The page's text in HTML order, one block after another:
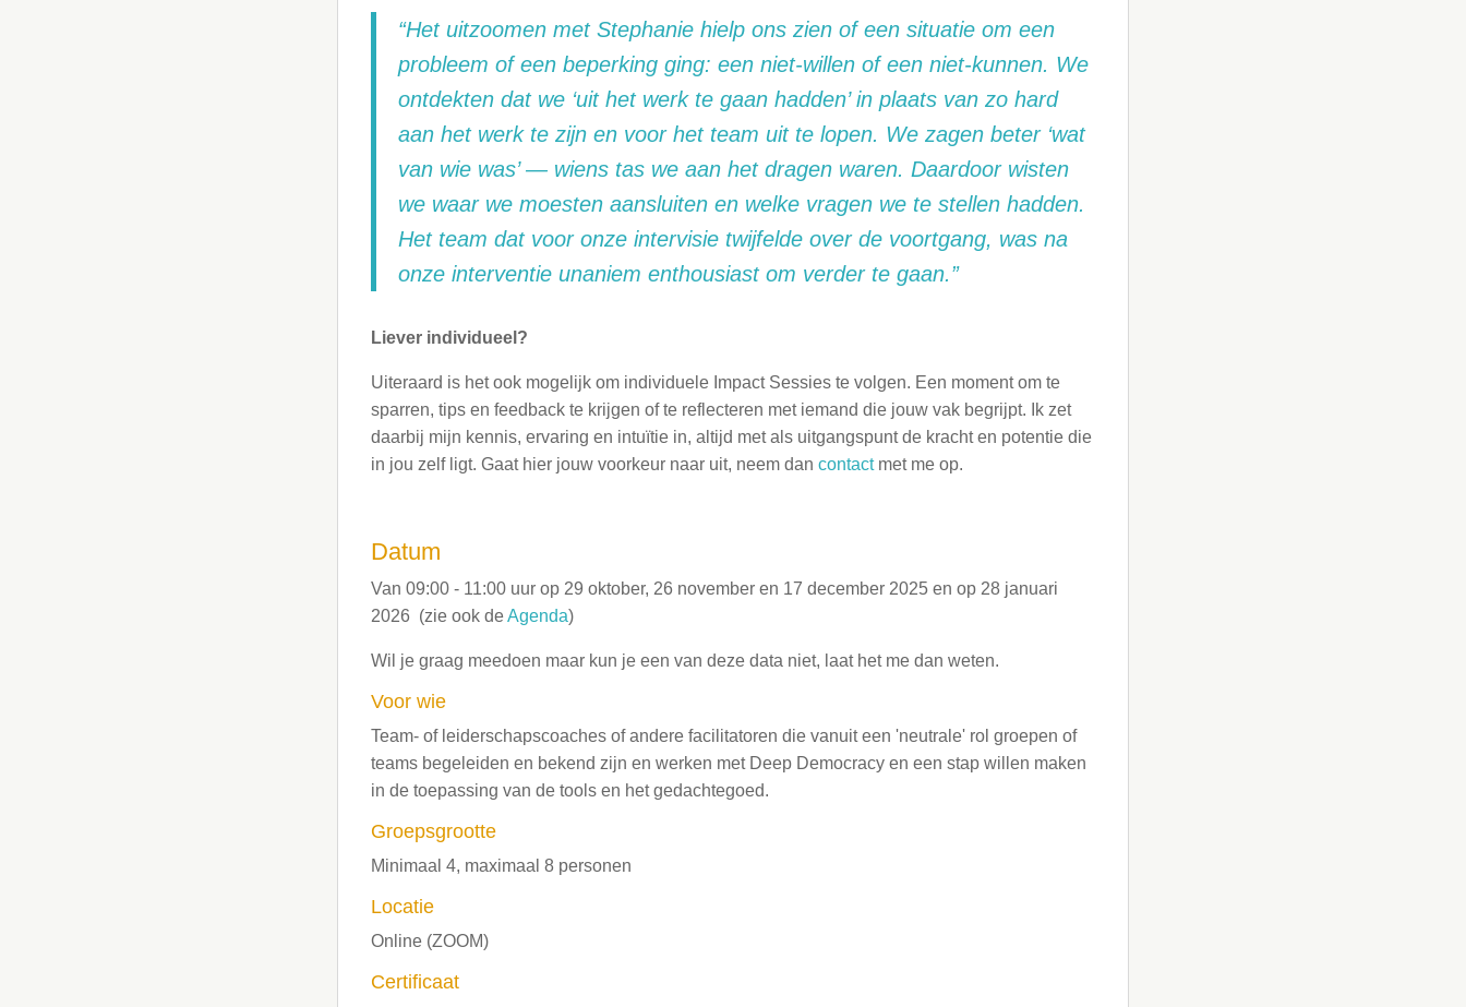
“Het uitzoomen met Stephanie hielp ons zien of een situatie om een
probleem of een beperking ging: een niet-willen of een niet-kunnen. We
ontdekten dat we ‘uit het werk te gaan hadden’ in plaats van zo hard
aan het werk te zijn en voor het team uit te lopen. We zagen beter ‘wat
van wie was’ — wiens tas we aan het dragen waren. Daardoor wisten
we waar we moesten aansluiten en welke vragen we te stellen hadden.
Het team dat voor onze intervisie twijfelde over de voortgang, was na
onze interventie unaniem enthousiast om verder te gaan.”
Liever individueel?
Uiteraard is het ook mogelijk om individuele Impact Sessies te volgen. Een moment om te
sparren, tips en feedback te krijgen of te reflecteren met iemand die jouw vak begrijpt. Ik zet
daarbij mijn kennis, ervaring en intuïtie in, altijd met als uitgangspunt de kracht en potentie die
in jou zelf ligt. Gaat hier jouw voorkeur naar uit, neem dancontactmet me op.
Datum
Van 09:00 - 11:00 uur op 29 oktober, 26 november en 17 december 2025 en op 28 januari
2026 (zie ook deAgenda)
Wil je graag meedoen maar kun je een van deze data niet, laat het me dan weten.
Voor wie
Team- of leiderschapscoaches of andere facilitatoren die vanuit een 'neutrale' rol groepen of
teams begeleiden en bekend zijn en werken met Deep Democracy en een stap willen maken
in de toepassing van de tools en het gedachtegoed.
Groepsgrootte
Minimaal 4, maximaal 8 personen
Locatie
Online (ZOOM)
Certificaat